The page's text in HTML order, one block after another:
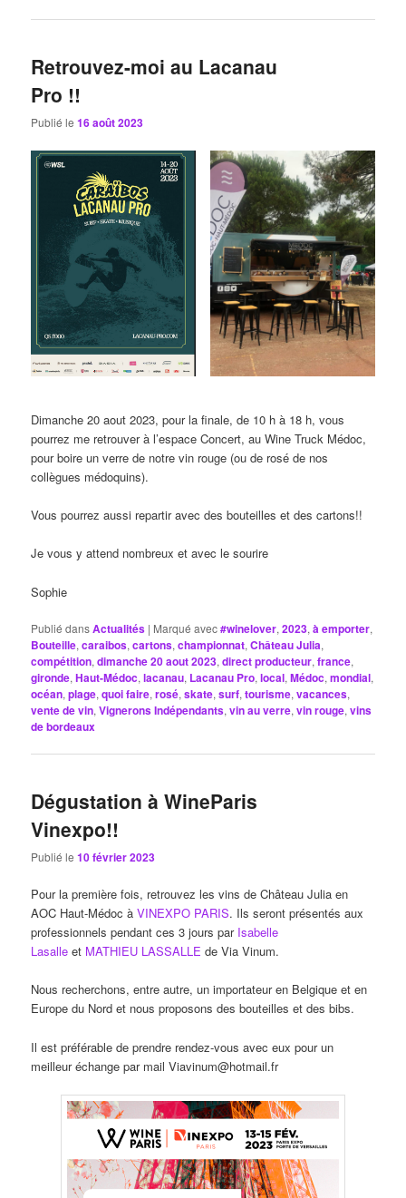
Retrouvez-moi au Lacanau
Pro !!
Publié le16 août 2023
Dimanche 20 aout 2023, pour la finale, de 10 h à 18 h, vous
pourrez me retrouver à l’espace Concert, au Wine Truck Médoc,
pour boire un verre de notre vin rouge (ou de rosé de nos
collègues médoquins).
Vous pourrez aussi repartir avec des bouteilles et des cartons!!
Je vous y attend nombreux et avec le sourire
Sophie
Publié dansActualités | Marqué avec#winelover,2023,à emporter,
Bouteille,caraibos,cartons,championnat,Château Julia,
compétition,dimanche 20 aout 2023,direct producteur,france,
gironde,Haut-Médoc,lacanau, Lacanau Pro,local,Médoc,mondial,
océan,plage,quoi faire,rosé,skate,surf,tourisme,vacances,
vente de vin,Vignerons Indépendants,vin au verre,vin rouge,vins
de bordeaux
Dégustation à WineParis
Vinexpo!!
Publié le10 février 2023
Pour la première fois, retrouvez les vins de Château Julia en
AOC Haut-Médoc àVINEXPO PARIS. Ils seront présentés aux
professionnels pendant ces 3 jours par Isabelle
Lasalle et MATHIEU LASSALLE de Via Vinum.
Nous recherchons, entre autre, un importateur en Belgique et en
Europe du Nord et nous proposons des bouteilles et des bibs.
Il est préférable de prendre rendez-vous avec eux pour un
meilleur échange par mail Viavinum@hotmail.fr